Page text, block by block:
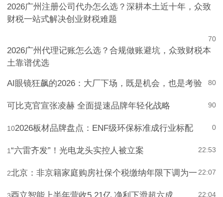
2026广州注册公司代办怎么选？深耕本土近十年，众致
财税一站式解决创业财税难题
0
7
2026广州代理记账怎么选？合规做账避坑，众致财税本
土靠谱优选
0
8
AI眼镜狂飙的2026：大厂下场，既是机会，也是考验
0
9
可比克官宣张凌赫 全面提速品牌年轻化战略
0
102026板材品牌盘点：ENF级环保标准成行业标配
22:53
1“六雷齐发”！光电龙头实控人被立案
22:07
2北京：非京籍家庭购房社保个税缴纳年限下调为一
22:04